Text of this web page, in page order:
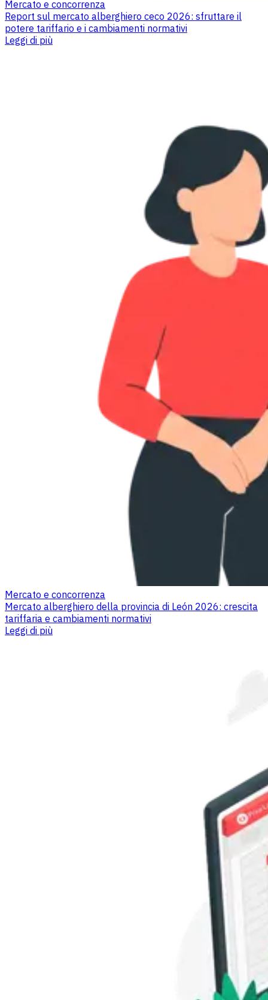
Mercato e concorrenza
Report sul mercato alberghiero ceco 2026: sfruttare il
potere tariffario e i cambiamenti normativi
Leggi di più
Mercato e concorrenza
Mercato alberghiero della provincia di León 2026: crescita
tariffaria e cambiamenti normativi
Leggi di più